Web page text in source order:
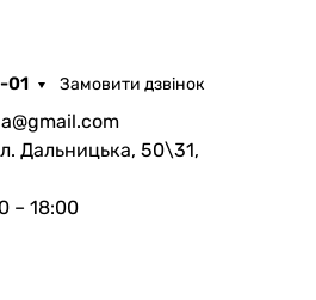
01 Замовити дзвінок
Дальницька, 50\31,
– 18:00